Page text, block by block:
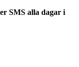
SMS alla dagar i